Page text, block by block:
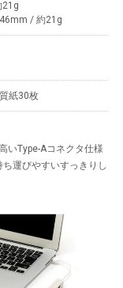
21g
/ 約21g
紙30枚
いType-Aコネクタ仕様
運びやすいすっきりし